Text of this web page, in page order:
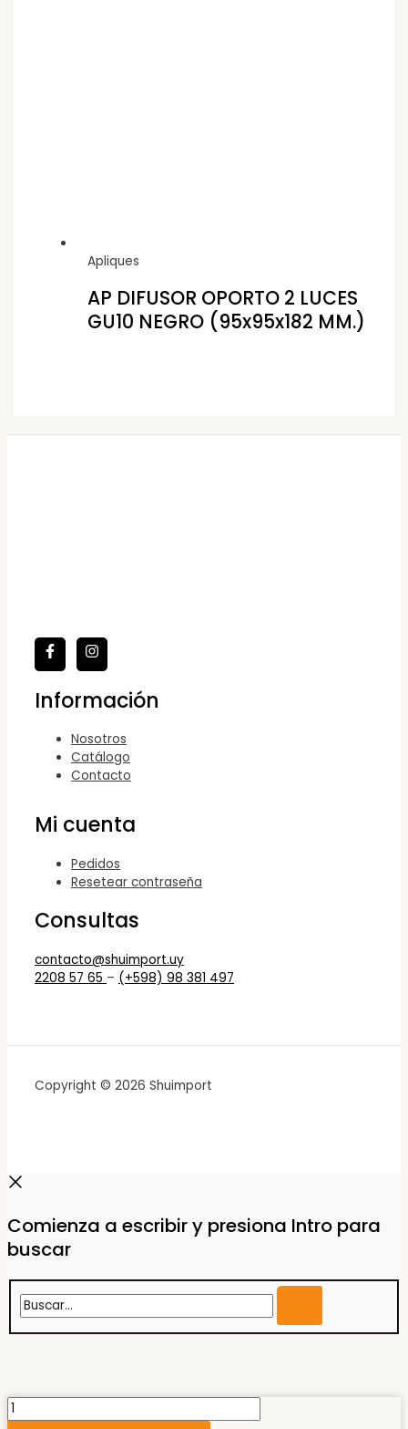
Apliques
AP DIFUSOR OPORTO 2 LUCES
GU10 NEGRO (95x95x182 MM.)
Información
Nosotros
Catálogo
Contacto
Mi cuenta
Pedidos
Resetear contraseña
Consultas
contacto@shuimport.uy
2208 57 65 – (+598) 98 381 497
Copyright © 2026 Shuimport
Comienza a escribir y presiona Intro para
buscar
Buscar...
Aplique
"SOMBRERO"